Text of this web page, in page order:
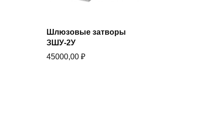
В корзину
Купить в один клик
Шлюзовые затворы
ЗШУ-2У
45000,00 ₽